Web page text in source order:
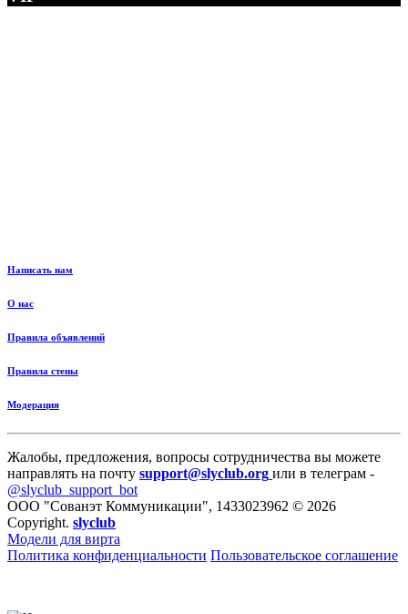
Написать нам
О нас
Правила объявлений
Правила стены
Модерация
Жалобы, предложения, вопросы сотрудничества вы можете
направлять на почту support@slyclub.org или в телеграм -
@slyclub_support_bot
ООО "Сованэт Коммуникации", 1433023962 © 2026
Copyright. slyclub
Модели для вирта
Политика конфиденциальности Пользовательское соглашение